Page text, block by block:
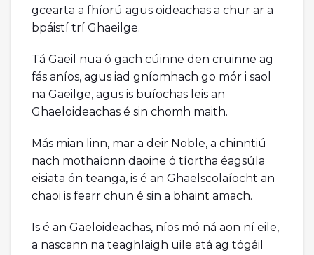
gcearta a fhíorú agus oideachas a chur ar a
bpáistí trí Ghaeilge.
Tá Gaeil nua ó gach cúinne den cruinne ag
fás aníos, agus iad gníomhach go mór i saol
na Gaeilge, agus is buíochas leis an
Ghaeloideachas é sin chomh maith.
Más mian linn, mar a deir Noble, a chinntiú
nach mothaíonn daoine ó tíortha éagsúla
eisiata ón teanga, is é an Ghaelscolaíocht an
chaoi is fearr chun é sin a bhaint amach.
Is é an Gaeloideachas, níos mó ná aon ní eile,
a nascann na teaghlaigh uile atá ag tógáil